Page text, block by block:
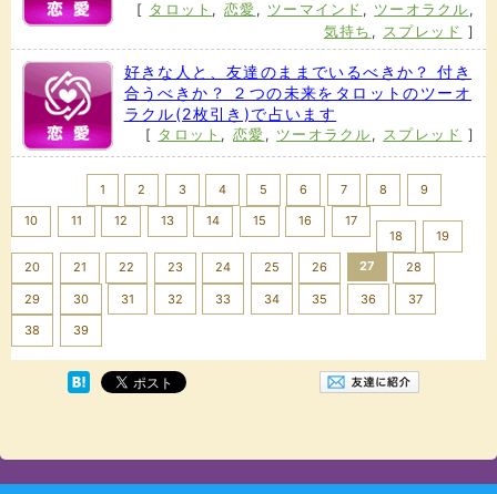
[ タロット ,恋愛 , ツーマインド , ツーオラクル ,
気持ち , スプレッド ]
好きな人と、友達のままでいるべきか？ 付き
合うべきか？ ２つの未来をタロットのツーオ
ラクル(2枚引き)で占います
[ タロット , 恋愛 , ツーオラクル , スプレッド ]
1 2 3 4 5 6 7 8 9
10 11 12 13 14 15 16
17
18
19
20 21 22 23 24 25 26 27 28
29 30 31 32 33 34 35 36 37
38 39